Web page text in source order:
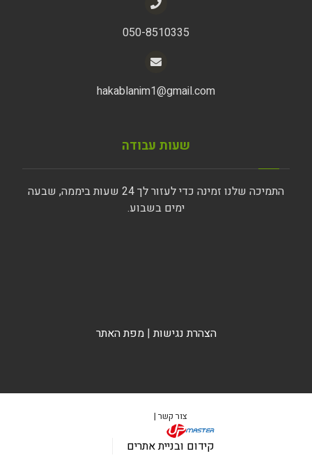
050-8510335
hakablanim1@gmail.com
שעות עבודה
התמיכה שלנו זמינה כדי לעזור לך 24 שעות ביממה, שבעה
ימים בשבוע.
הצהרת נגישות|מפת האתר
צור קשר |
קידום ובניית אתרים